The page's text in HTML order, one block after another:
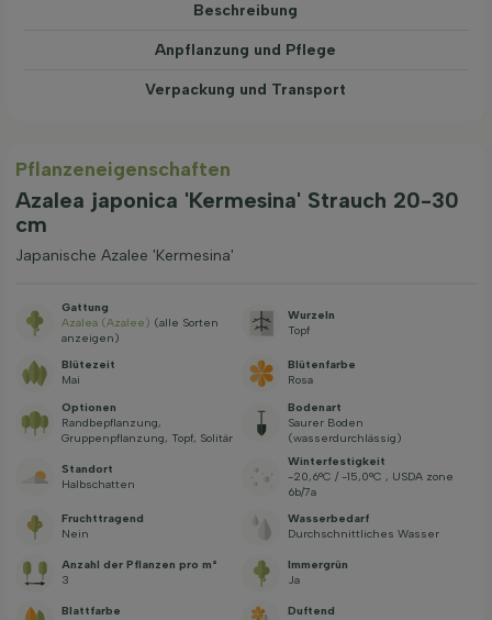
Beschreibung
Anpflanzung und Pflege
Verpackung und Transport
Pflanzeneigenschaften
Azalea japonica 'Kermesina' Strauch 20-30
cm
Japanische Azalee 'Kermesina'
Gattung
Azalea (Azalee) (alle Sorten
anzeigen)
Wurzeln
Topf
Blütezeit
Mai
Blütenfarbe
Rosa
Optionen
Randbepflanzung,
Gruppenpflanzung, Topf, Solitär
Bodenart
Saurer Boden
(wasserdurchlässig)
Standort
Halbschatten
Winterfestigkeit
-20,6°C / -15,0°C , USDA zone
6b/7a
Fruchttragend
Nein
Wasserbedarf
Durchschnittliches Wasser
Anzahl der Pflanzen pro m²
3
Immergrün
Ja
Blattfarbe
Duftend